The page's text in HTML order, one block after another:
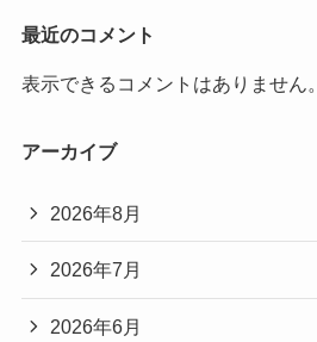
最近のコメント
表示できるコメントはありません。
アーカイブ
2026年8月
2026年7月
2026年6月